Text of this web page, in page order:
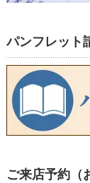
パンフレット
ご来店予約（